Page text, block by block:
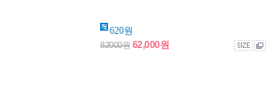
620원
82000원 62,000원